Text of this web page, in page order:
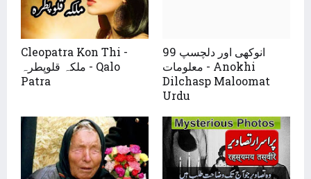
Cleopatra Kon Thi -
ملکہ قلوپطرہ - Qalo
Patra
99 انوکھی اور دلچسپ
معلومات - Anokhi
Dilchasp Maloomat
Urdu